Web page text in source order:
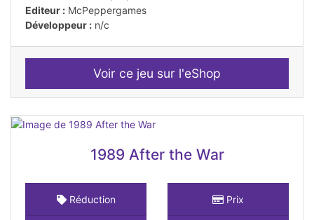
Editeur : McPeppergames
Développeur : n/c
Voir ce jeu sur l'eShop
1989 After the War
Réduction Prix